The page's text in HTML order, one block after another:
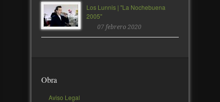
Los Lunnis | "La Nochebuena
2005"
07 febrero 2020
Obra
Aviso Legal